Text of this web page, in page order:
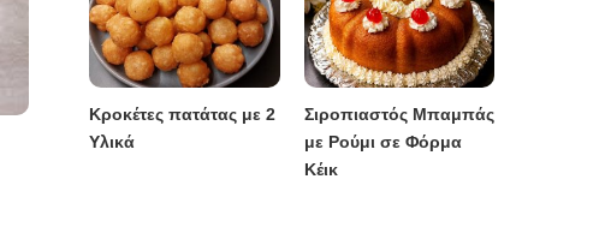
Κροκέτες πατάτας με 2
Υλικά
Σιροπιαστός Μπαμπάς
με Ρούμι σε Φόρμα
Κέικ